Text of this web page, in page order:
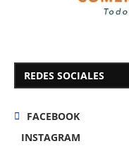
REDES SOCIALES
FACEBOOK
INSTAGRAM